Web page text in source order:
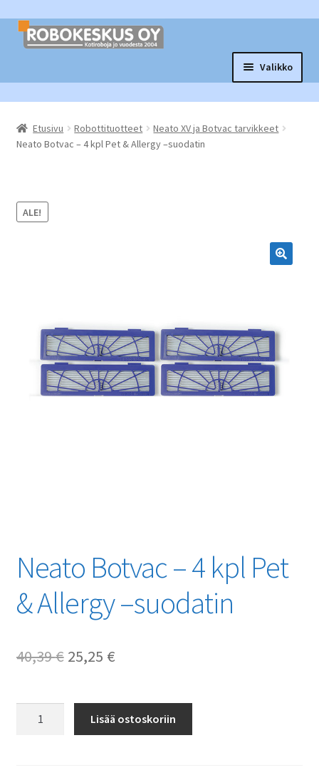
Siirry
navigointiin
Siirry
sisältöön
Valikko
Robottituotteet
tason
Tarvikkeet ja varaosat
Vaihtopörssi
Etusivu Robottituotteet
Neato XV ja Botvac tarvikkeet
Neato Botvac – 4 kpl Pet & Allergy –suodatin
ALE!
Neato Botvac – 4 kpl Pet
& Allergy –suodatin
40,39€ Alkuperäinen
oli:
40,39 €.
25,25 €Nykyinen
on:
25,25 €.
Lisää ostoskoriin